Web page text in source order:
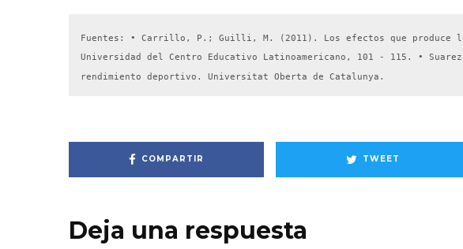
Fuentes: • Carrillo, P.; Guilli, M. (2011). Los efectos que produce
Universidad del Centro Educativo Latinoamericano, 101 - 115. •
rendimiento deportivo. Universitat Oberta de Catalunya.
COMPARTIR TWEET
Deja una respuesta